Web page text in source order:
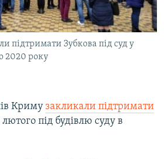
підтримати Зубкова під суд у
2020 року
Криму закликали підтримати
під будівлю суду в